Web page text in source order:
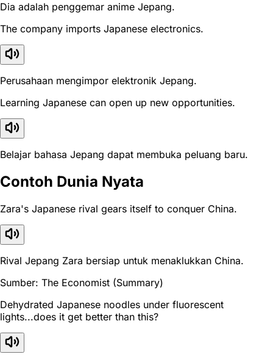
Dia adalah penggemar anime Jepang.
The company imports Japanese electronics.
Perusahaan mengimpor elektronik Jepang.
Learning Japanese can open up new opportunities.
Belajar bahasa Jepang dapat membuka peluang baru.
Contoh Dunia Nyata
Zara's Japanese rival gears itself to conquer China.
Rival Jepang Zara bersiap untuk menaklukkan China.
Sumber: The Economist (Summary)
Dehydrated Japanese noodles under fluorescent
lights...does it get better than this?